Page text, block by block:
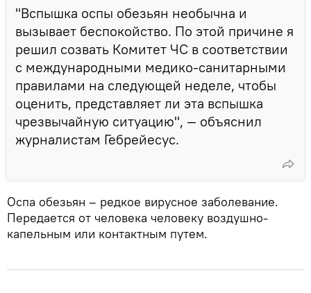
"Вспышка оспы обезьян необычна и
вызывает беспокойство. По этой причине я
решил созвать Комитет ЧС в соответствии
с международными медико-санитарными
правилами на следующей неделе, чтобы
оценить, представляет ли эта вспышка
чрезвычайную ситуацию", — объяснил
журналистам Гебрейесус.
Оспа обезьян – редкое вирусное заболевание.
Передается от человека человеку воздушно-
капельным или контактным путем.